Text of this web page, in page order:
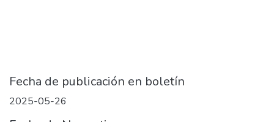
Fecha de publicación en boletín
2025-05-26